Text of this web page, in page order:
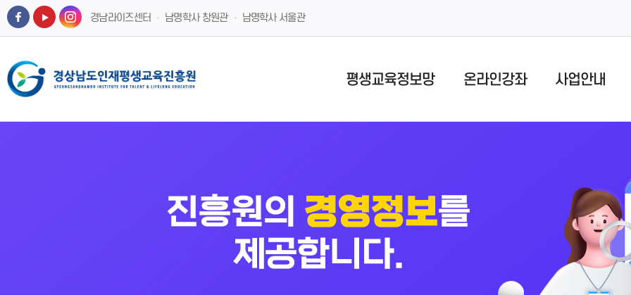
경남라이즈센터 남명학사 창원관 남명학사 서울관
평생교육정보망 온라인강좌 사업안내